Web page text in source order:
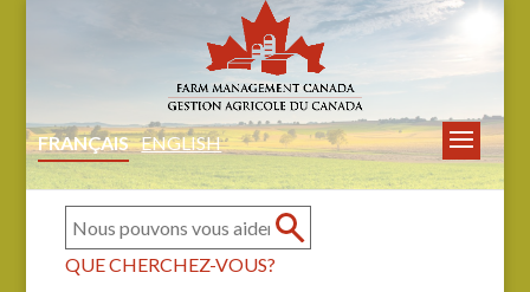
FRANÇAIS ENGLISH
QUE CHERCHEZ-VOUS?